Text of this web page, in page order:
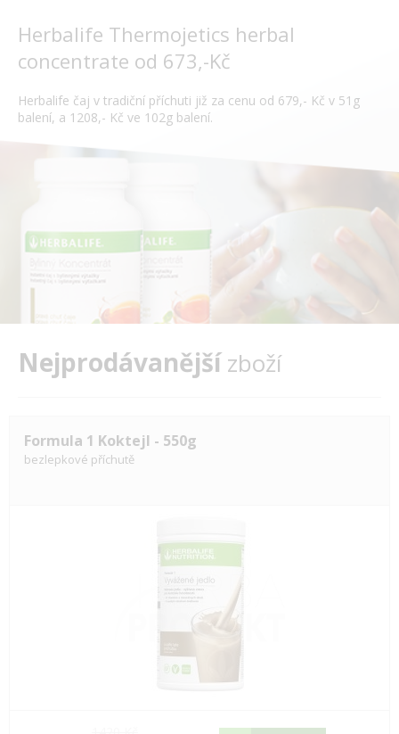
Herbalife Thermojetics herbal
concentrate od 673,-Kč
Herbalife čaj v tradiční příchuti již za cenu od 679,- Kč v 51g
balení, a 1208,- Kč ve 102g balení.
Nejprodávanějšízboží
Formula 1 Koktejl - 550g
bezlepkové příchutě